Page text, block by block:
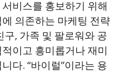
비스를 홍보하기 위해
의존하는 마케팅 전략
, 가족 및 팔로워와 공
이고 흥미롭거나 재미
다. “바이럴”이라는 용